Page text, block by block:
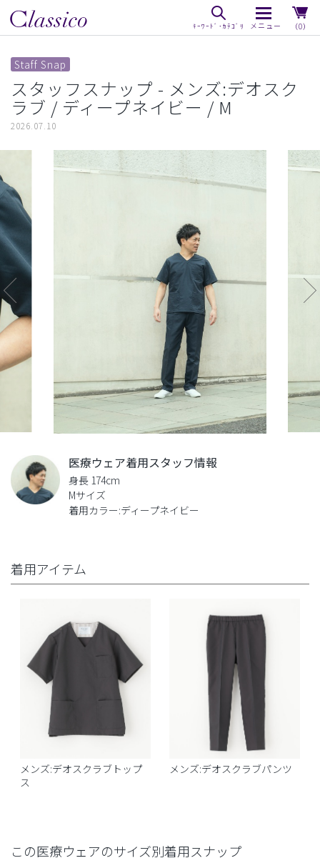
（0）
Staff Snap
スタッフスナップ - メンズ:デオスク
ラブ / ディープネイビー / M
2026.07.10
医療ウェア着用スタッフ情報
身長 174cm
Mサイズ
着用カラー:ディープネイビー
着用アイテム
メンズ:デオスクラブトップ
ス
メンズ:デオスクラブパンツ
この医療ウェアのサイズ別着用スナップ